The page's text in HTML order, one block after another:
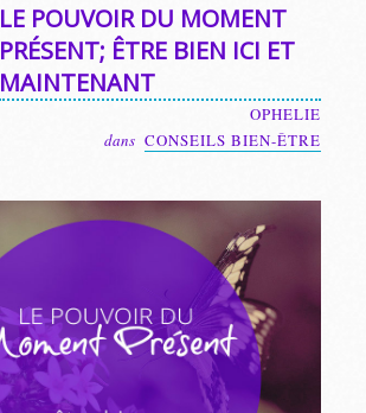
LE POUVOIR DU MOMENT
PRÉSENT; ÊTRE BIEN ICI ET
MAINTENANT
OPHELIE
dans CONSEILS BIEN-ÊTRE